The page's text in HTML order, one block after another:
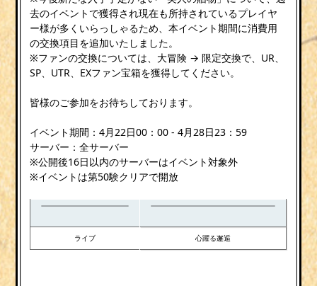
去のイベントで獲得され現在も所持されているプレイヤ
ー様が多くいらっしゃるため、本イベント期間に消費用
の交換項目を追加いたしました。
※ファンの交換については、大冒険 → 限定交換で、UR、
SP、UTR、EXファン宝箱を獲得してください。
皆様のご参加をお待ちしております。
イベント期間：4月22日00：00 - 4月28日23：59
サーバー：全サーバー
※公開後16日以内のサーバーはイベント対象外
※イベントは第50験クリアで開放
ライブ 心躍る邂逅